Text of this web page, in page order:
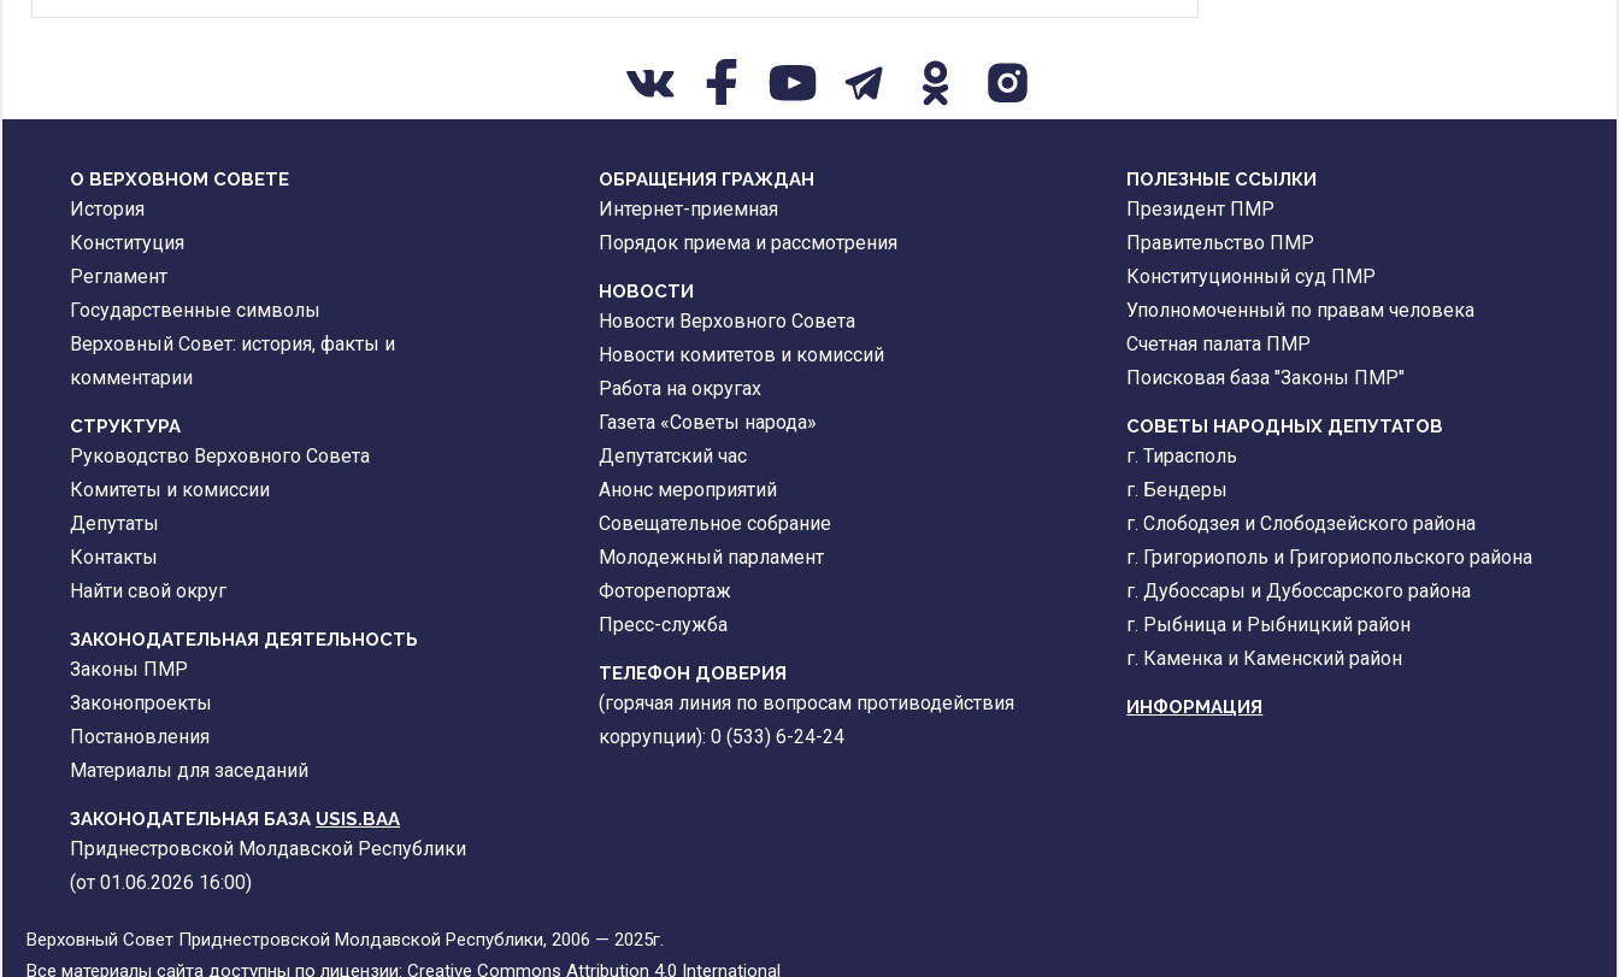
О ВЕРХОВНОМ СОВЕТЕ
История
Конституция
Регламент
Государственные символы
Верховный Совет: история, факты и
комментарии
CТРУКТУРА
Руководство Верховного Совета
Комитеты и комиссии
Депутаты
Контакты
Найти свой округ
ЗАКОНОДАТЕЛЬНАЯ ДЕЯТЕЛЬНОСТЬ
Законы ПМР
Законопроекты
Постановления
Материалы для заседаний
ЗАКОНОДАТЕЛЬНАЯ БАЗА USIS.BAA
Приднестровской Молдавской Республики
(от 01.06.2026 16:00)
ОБРАЩЕНИЯ ГРАЖДАН
Интернет-приемная
Порядок приема и рассмотрения
НОВОСТИ
Новости Верховного Совета
Новости комитетов и комиссий
Работа на округах
Газета «Советы народа»
Депутатский час
Анонс мероприятий
Совещательное собрание
Молодежный парламент
Фоторепортаж
Пресс-служба
ТЕЛЕФОН ДОВЕРИЯ
(горячая линия по вопросам противодействия
коррупции): 0 (533) 6-24-24
ПОЛЕЗНЫЕ ССЫЛКИ
Президент ПМР
Правительство ПМР
Конституционный суд ПМР
Уполномоченный по правам человека
Счетная палата ПМР
Поисковая база "Законы ПМР"
СОВЕТЫ НАРОДНЫХ ДЕПУТАТОВ
г. Тирасполь
г. Бендеры
г. Слободзея и Слободзейского района
г. Григориополь и Григориопольского района
г. Дубоссары и Дубоссарского района
г. Рыбница и Рыбницкий район
г. Каменка и Каменский район
ИНФОРМАЦИЯ
Верховный Совет Приднестровской Молдавской Республики, 2006 — 2025г.
Все материалы сайта доступны по лицензии: Creative Commons Attribution 4.0 International